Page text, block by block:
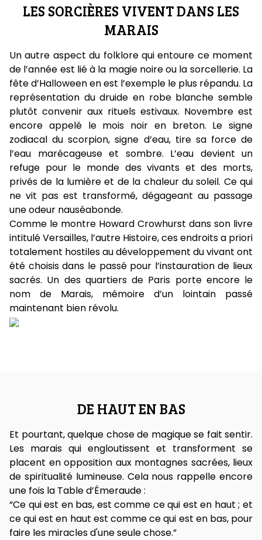
LES SORCIÈRES VIVENT DANS LES
MARAIS
Un autre aspect du folklore qui entoure ce moment
de l’année est lié à la magie noire ou la sorcellerie. La
fête d’Halloween en est l’exemple le plus répandu. La
représentation du druide en robe blanche semble
plutôt convenir aux rituels estivaux. Novembre est
encore appelé le mois noir en breton. Le signe
zodiacal du scorpion, signe d’eau, tire sa force de
l’eau marécageuse et sombre. L’eau devient un
refuge pour le monde des vivants et des morts,
privés de la lumière et de la chaleur du soleil. Ce qui
ne vit pas est transformé, dégageant au passage
une odeur nauséabonde.
Comme le montre Howard Crowhurst dans son livre
intitulé Versailles, l’autre Histoire, ces endroits a priori
totalement hostiles au développement du vivant ont
été choisis dans le passé pour l’instauration de lieux
sacrés. Un des quartiers de Paris porte encore le
nom de Marais, mémoire d’un lointain passé
maintenant bien révolu.
DE HAUT EN BAS
Et pourtant, quelque chose de magique se fait sentir.
Les marais qui engloutissent et transforment se
placent en opposition aux montagnes sacrées, lieux
de spiritualité lumineuse. Cela nous rappelle encore
une fois la Table d’Émeraude :
“Ce qui est en bas, est comme ce qui est en haut ; et
ce qui est en haut est comme ce qui est en bas, pour
faire les miracles d'une seule chose.”